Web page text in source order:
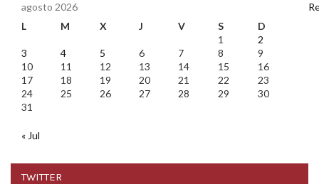
agosto 2026
L
M X J V S
D
1
2
3
4 5 6 7 8
9
10
11 12 13 14 15
16
17
18 19 20 21 22
23
24
25 26 27 28 29
30
31
« Jul
TWITTER